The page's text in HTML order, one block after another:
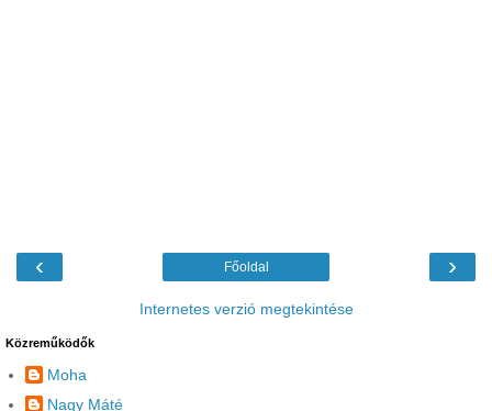
‹ ›
Főoldal
Internetes verzió megtekintése
Közreműködők
Moha
Nagy Máté